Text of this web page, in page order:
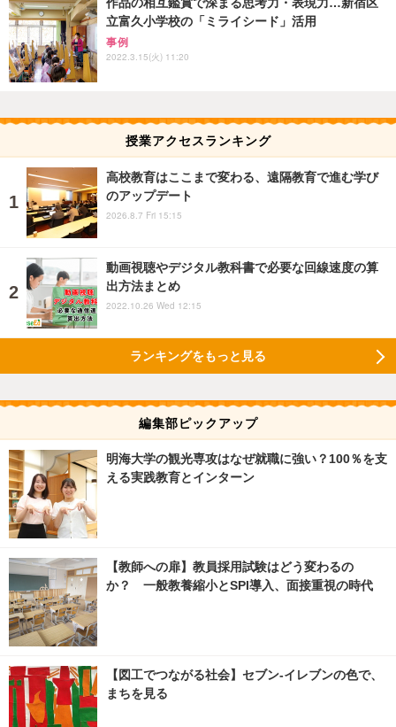
立富久小学校の「ミライシード」活用
事例
2022.3.15(火) 11:20
授業アクセスランキング
高校教育はここまで変わる、遠隔教育で進む学び
のアップデート
2026.8.7 Fri 15:15
動画視聴やデジタル教科書で必要な回線速度の算
出方法まとめ
2022.10.26 Wed 12:15
ランキングをもっと見る
編集部ピックアップ
明海大学の観光専攻はなぜ就職に強い？100％を支
える実践教育とインターン
【教師への扉】教員採用試験はどう変わるの
か？ 一般教養縮小とSPI導入、面接重視の時代
【図工でつながる社会】セブン‐イレブンの色で、
まちを見る